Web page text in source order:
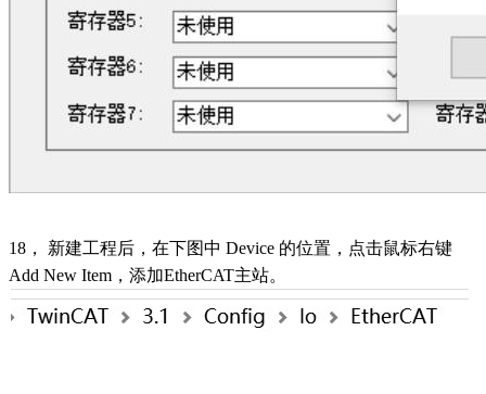
18 ， 新建工程后，在下图中 Device 的位置，点击鼠标右键
Add New Item ，添加EtherCAT主站。